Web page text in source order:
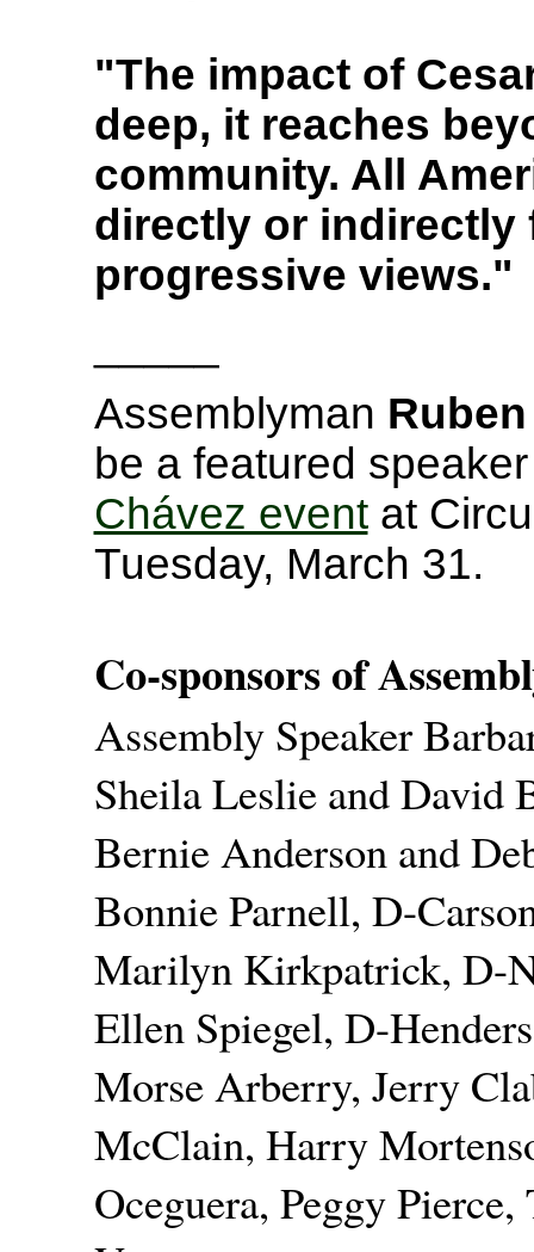
"The impact of
deep, it reaches
community. All
directly or indirectly
progressive views."
Assemblyman
be a featured
Chávez eventat
Tuesday, March 31.
Co-sponsors of
Assembly Speaker
Sheila Leslie and David
Bernie Anderson and
Bonnie Parnell, D-
Marilyn Kirkpatrick, D-
Ellen Spiegel, D-
Morse Arberry, Jerry
McClain, Harry
Oceguera, Peggy